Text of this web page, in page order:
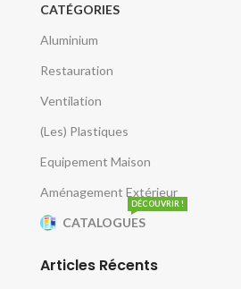
CATÉGORIES
Aluminium
Restauration
Ventilation
(Les) Plastiques
Equipement Maison
Aménagement Extérieur
CATALOGUES
DÉCOUVRIR !
Articles Récents